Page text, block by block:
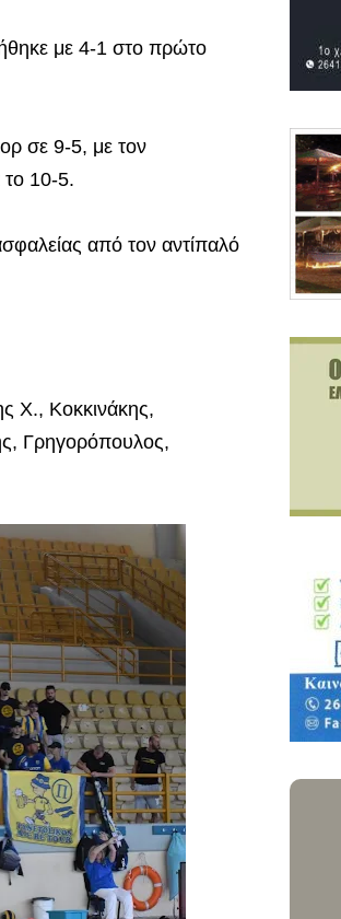
με 4-1 στο πρώτο
σε 9-5, με τον
το 10-5.
από τον αντίπαλό
Χ., Κοκκινάκης,
Γρηγορόπουλος,